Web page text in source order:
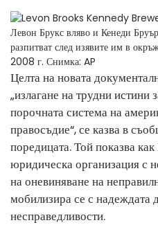
Левон Брукс вляво и Кенеди
разпитват след изявите им в
2008 г. Снимка: AP
Целта на новата
„излагане на трудни истини
порочната система на
правосъдие“, се казва в
поредицата. Той показва
юридическа организация с
на оневиняване на
мобилизира се с надеждата
несправедливости.